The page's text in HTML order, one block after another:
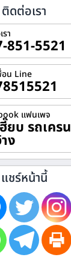
ติดต่อเรา
า
851-5521
อน Line
แฟนเพจ
ยบ รถเครน
ง
แชร์หน้านี้